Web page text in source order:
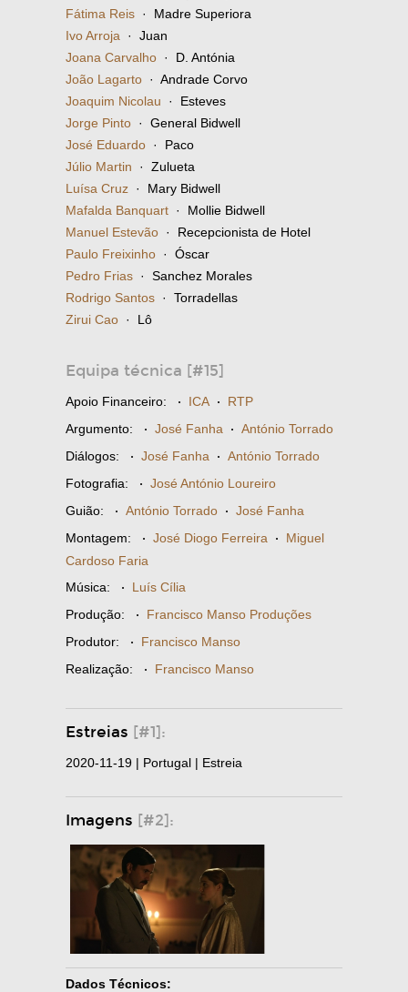
Fátima Reis · Madre Superiora
Ivo Arroja · Juan
Joana Carvalho · D. Antónia
João Lagarto · Andrade Corvo
Joaquim Nicolau · Esteves
Jorge Pinto · General Bidwell
José Eduardo · Paco
Júlio Martin · Zulueta
Luísa Cruz · Mary Bidwell
Mafalda Banquart · Mollie Bidwell
Manuel Estevão · Recepcionista de Hotel
Paulo Freixinho · Óscar
Pedro Frias · Sanchez Morales
Rodrigo Santos · Torradellas
Zirui Cao · Lô
Equipa técnica [#15]
Apoio Financeiro: · ICA· RTP
Argumento: · José Fanha · António Torrado
Diálogos: · José Fanha · António Torrado
Fotografia: · José António Loureiro
Guião: · António Torrado · José Fanha
Montagem: · José Diogo Ferreira · Miguel
Cardoso Faria
Música: · Luís Cília
Produção: · Francisco Manso Produções
Produtor: · Francisco Manso
Realização: · Francisco Manso
Estreias [#1]:
2020-11-19 | Portugal | Estreia
Imagens [#2]:
Dados Técnicos: